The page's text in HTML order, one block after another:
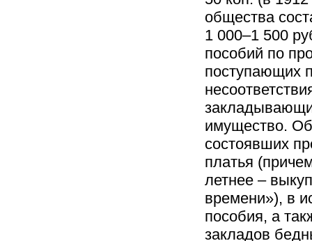
общества
1 000–1 500
пособий по
поступающих
имущество.
состоявших
платья
летнее –
времени»), в
пособия, а
закладов